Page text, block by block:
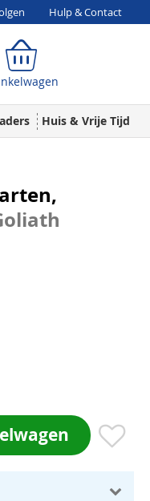
Hulp & Contact
Huis & Vrije Tijd
Winkelwagen